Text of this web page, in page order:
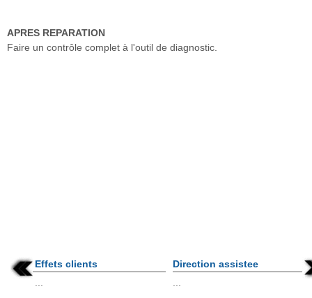
APRES REPARATION
Faire un contrôle complet à l'outil de diagnostic.
Effets clients
Direction assistee